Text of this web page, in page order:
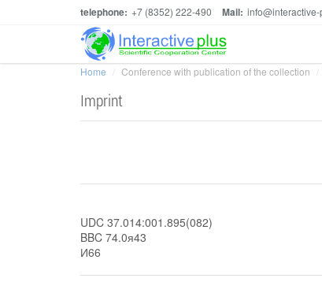
telephone: +7 (8352) 222-490 Mail: info@interactive-
Home Conference with publication of the collection
Imprint
UDC 37.014:001.895(082)
BBC 74.0я43
И66